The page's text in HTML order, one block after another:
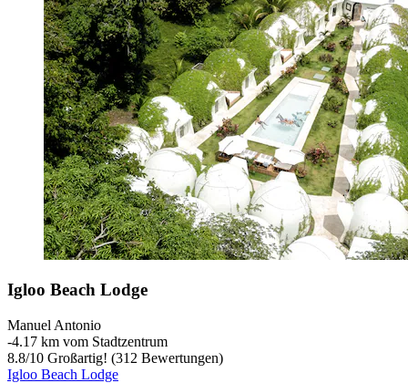
Igloo Beach Lodge
Manuel Antonio
‐4.17 km vom Stadtzentrum
8.8/10 Großartig! (312 Bewertungen)
Igloo Beach Lodge